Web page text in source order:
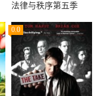
法律与秩序第五季
0.0